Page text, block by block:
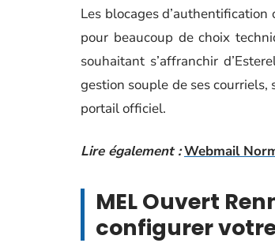
Les blocages
pour beaucoup de choix
souhaitant s’affranchir
gestion souple de ses
portail officiel.
Lire également :Webmail
MEL Ouvert
configurer